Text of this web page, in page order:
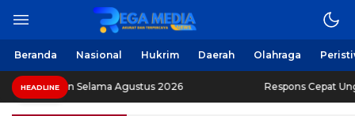
Beranda Nasional Hukrim Daerah Olahraga
HEADLINE
Selama Agustus 2026 Respons Cepat Ungkap